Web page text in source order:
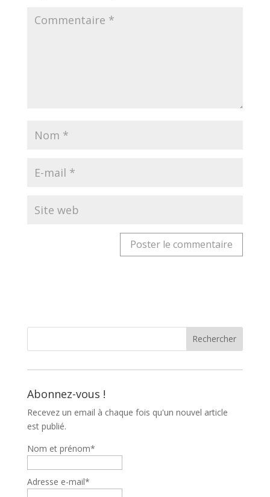
Abonnez-vous !
Recevez un email à chaque fois qu'un nouvel article
est publié.
Nom et prénom*
Adresse e-mail*